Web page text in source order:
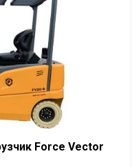
Force Vector